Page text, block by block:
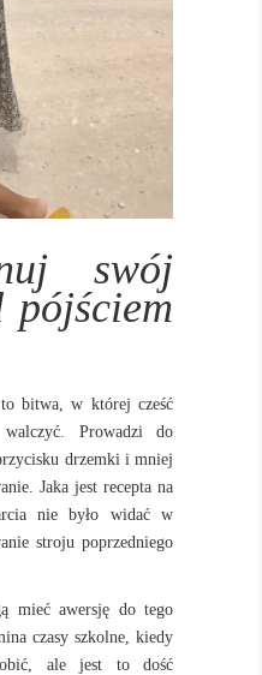
swój
to bitwa, w której cześć
Prowadzi do
drzemki i mniej
Jaka jest recepta na
nie było widać w
stroju poprzedniego
mieć awersję do tego
czasy szkolne, kiedy
ale jest to dość